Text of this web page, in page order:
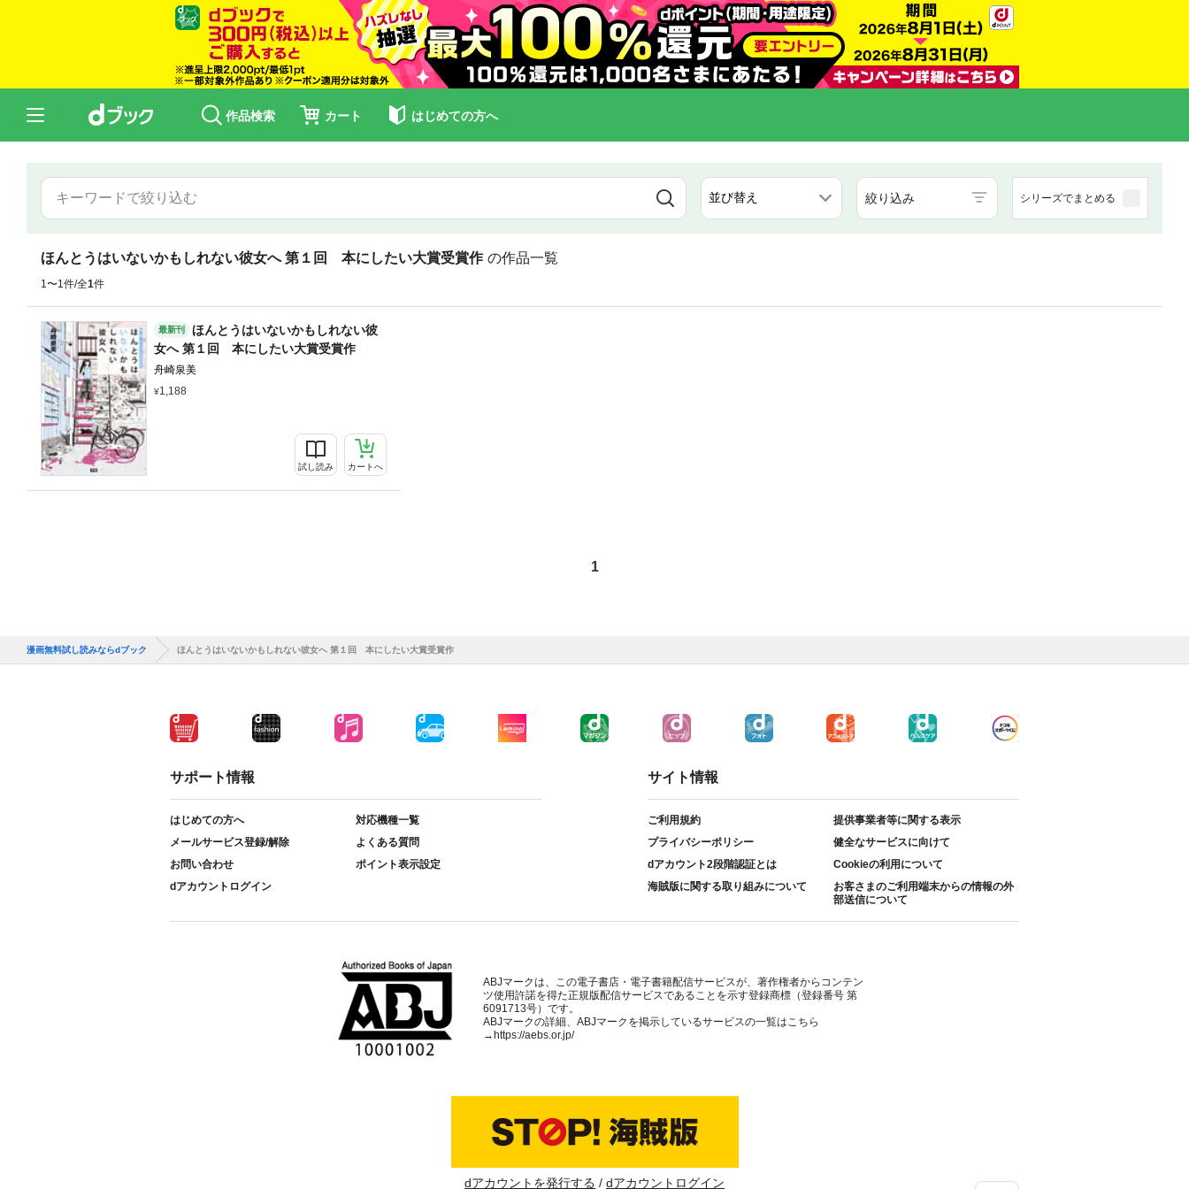
作品検索 カート はじめての方へ
絞り込み シリーズでまとめる
ほんとうはいないかもしれない彼女へ 第１回 本にしたい大賞受賞作 の作品一覧
1〜1件/全1件
最新刊
ほんとうはいないかもしれない彼
女へ 第１回 本にしたい大賞受賞作
舟崎泉美
1,188
試し読み カートへ
1
漫画無料試し読みならdブック ほんとうはいないかもしれない彼女へ 第１回 本にしたい大賞受賞作
サポート情報
はじめての方へ
対応機種一覧
メールサービス登録/解除
よくある質問
お問い合わせ
ポイント表示設定
dアカウントログイン
サイト情報
ご利用規約
提供事業者等に関する表示
プライバシーポリシー
健全なサービスに向けて
dアカウント2段階認証とは
Cookieの利用について
海賊版に関する取り組みについて
お客さまのご利用端末からの情報の外
部送信について
ABJマークは、この電子書店・電子書籍配信サービスが、著作権者からコンテン
ツ使用許諾を得た正規版配信サービスであることを示す登録商標（登録番号 第
6091713号）です。
ABJマークの詳細、ABJマークを掲示しているサービスの一覧はこちら
→ https://aebs.or.jp/
dアカウントを発行する dアカウントログイン